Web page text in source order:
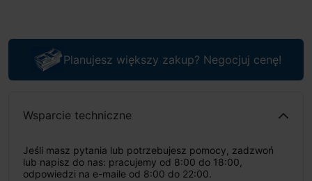
Planujesz większy zakup? Negocjuj cenę!
Wsparcie techniczne
Jeśli masz pytania lub potrzebujesz pomocy, zadzwoń
lub napisz do nas: pracujemy od 8:00 do 18:00,
odpowiedzi na e-maile od 8:00 do 22:00.